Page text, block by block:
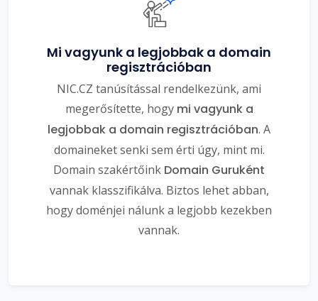
Mi vagyunk a legjobbak a domain
regisztrációban
NIC.CZ tanúsítással rendelkezünk, ami
megerősítette, hogy mi vagyunk a
legjobbak a domain regisztrációban. A
domaineket senki sem érti úgy, mint mi.
Domain szakértőink Domain Guruként
vannak klasszifikálva. Biztos lehet abban,
hogy doménjei nálunk a legjobb kezekben
vannak.